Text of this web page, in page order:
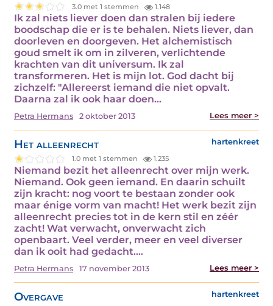
3.0 met 1 stemmen 1.148
Ik zal niets liever doen dan stralen bij iedere
boodschap die er is te behalen. Niets liever, dan
doorleven en doorgeven. Het alchemistisch
goud smelt ik om in zilveren, verlichtende
krachten van dit universum. Ik zal
transformeren. Het is mijn lot. God dacht bij
zichzelf: "Allereerst iemand die niet opvalt.
Daarna zal ik ook haar doen…
Petra Hermans 2 oktober 2013 Lees meer >
Het alleenrecht hartenkreet
1.0 met 1 stemmen 1.235
Niemand bezit het alleenrecht over mijn werk.
Niemand. Ook geen iemand. En daarin schuilt
zijn kracht: nog voort te bestaan zonder ook
maar énige vorm van macht! Het werk bezit zijn
alleenrecht precies tot in de kern stil en zéér
zacht! Wat verwacht, onverwacht zich
openbaart. Veel verder, meer en veel diverser
dan ik ooit had gedacht.…
Petra Hermans 17 november 2013 Lees meer >
Overgave hartenkreet